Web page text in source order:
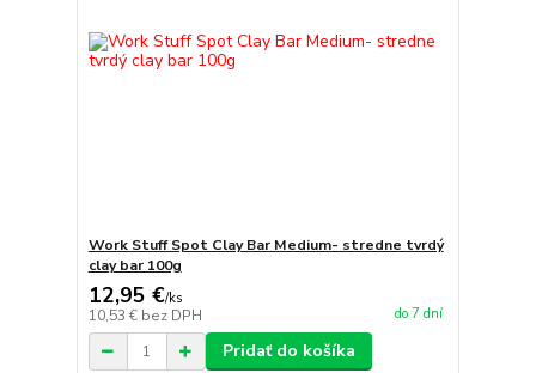
Work Stuff Spot Clay Bar Medium- stredne tvrdý
clay bar 100g
12,95 €/ks
10,53 € bez DPH do 7 dní
Pridať do košíka